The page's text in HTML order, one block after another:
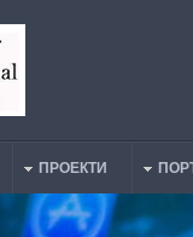
ПРОЕКТИ